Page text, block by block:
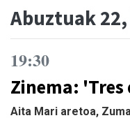
Abuztuak
19:30
Zinema: 'Tres
Aita Mari aretoa,